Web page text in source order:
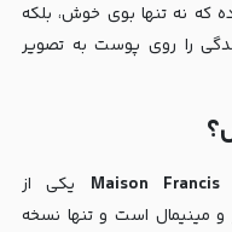
که نه تنها بوی خوش، بلکه
را روی پوست به تصویر
Maison یکی از
و مینیمال است و تنها نسخه